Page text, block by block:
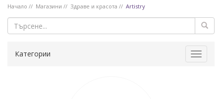
Начало Магазини Здраве и красота Artistry
Toggle
Категории